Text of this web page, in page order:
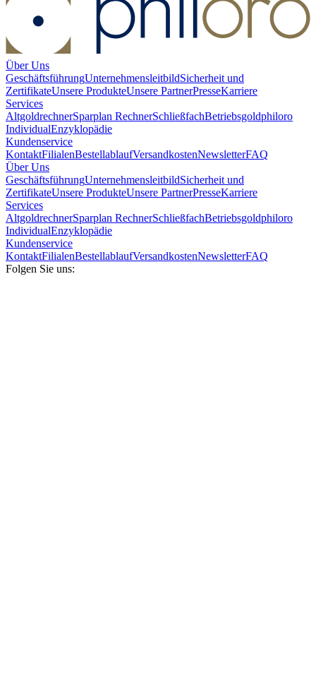
Über Uns
GeschäftsführungUnternehmensleitbildSicherheit und
ZertifikateUnsere ProdukteUnsere PartnerPresseKarriere
Services
AltgoldrechnerSparplan RechnerSchließfachBetriebsgoldphiloro
IndividualEnzyklopädie
Kundenservice
KontaktFilialenBestellablaufVersandkostenNewsletterFAQ
Über Uns
GeschäftsführungUnternehmensleitbildSicherheit und
ZertifikateUnsere ProdukteUnsere PartnerPresseKarriere
Services
AltgoldrechnerSparplan RechnerSchließfachBetriebsgoldphiloro
IndividualEnzyklopädie
Kundenservice
KontaktFilialenBestellablaufVersandkostenNewsletterFAQ
Folgen Sie uns: